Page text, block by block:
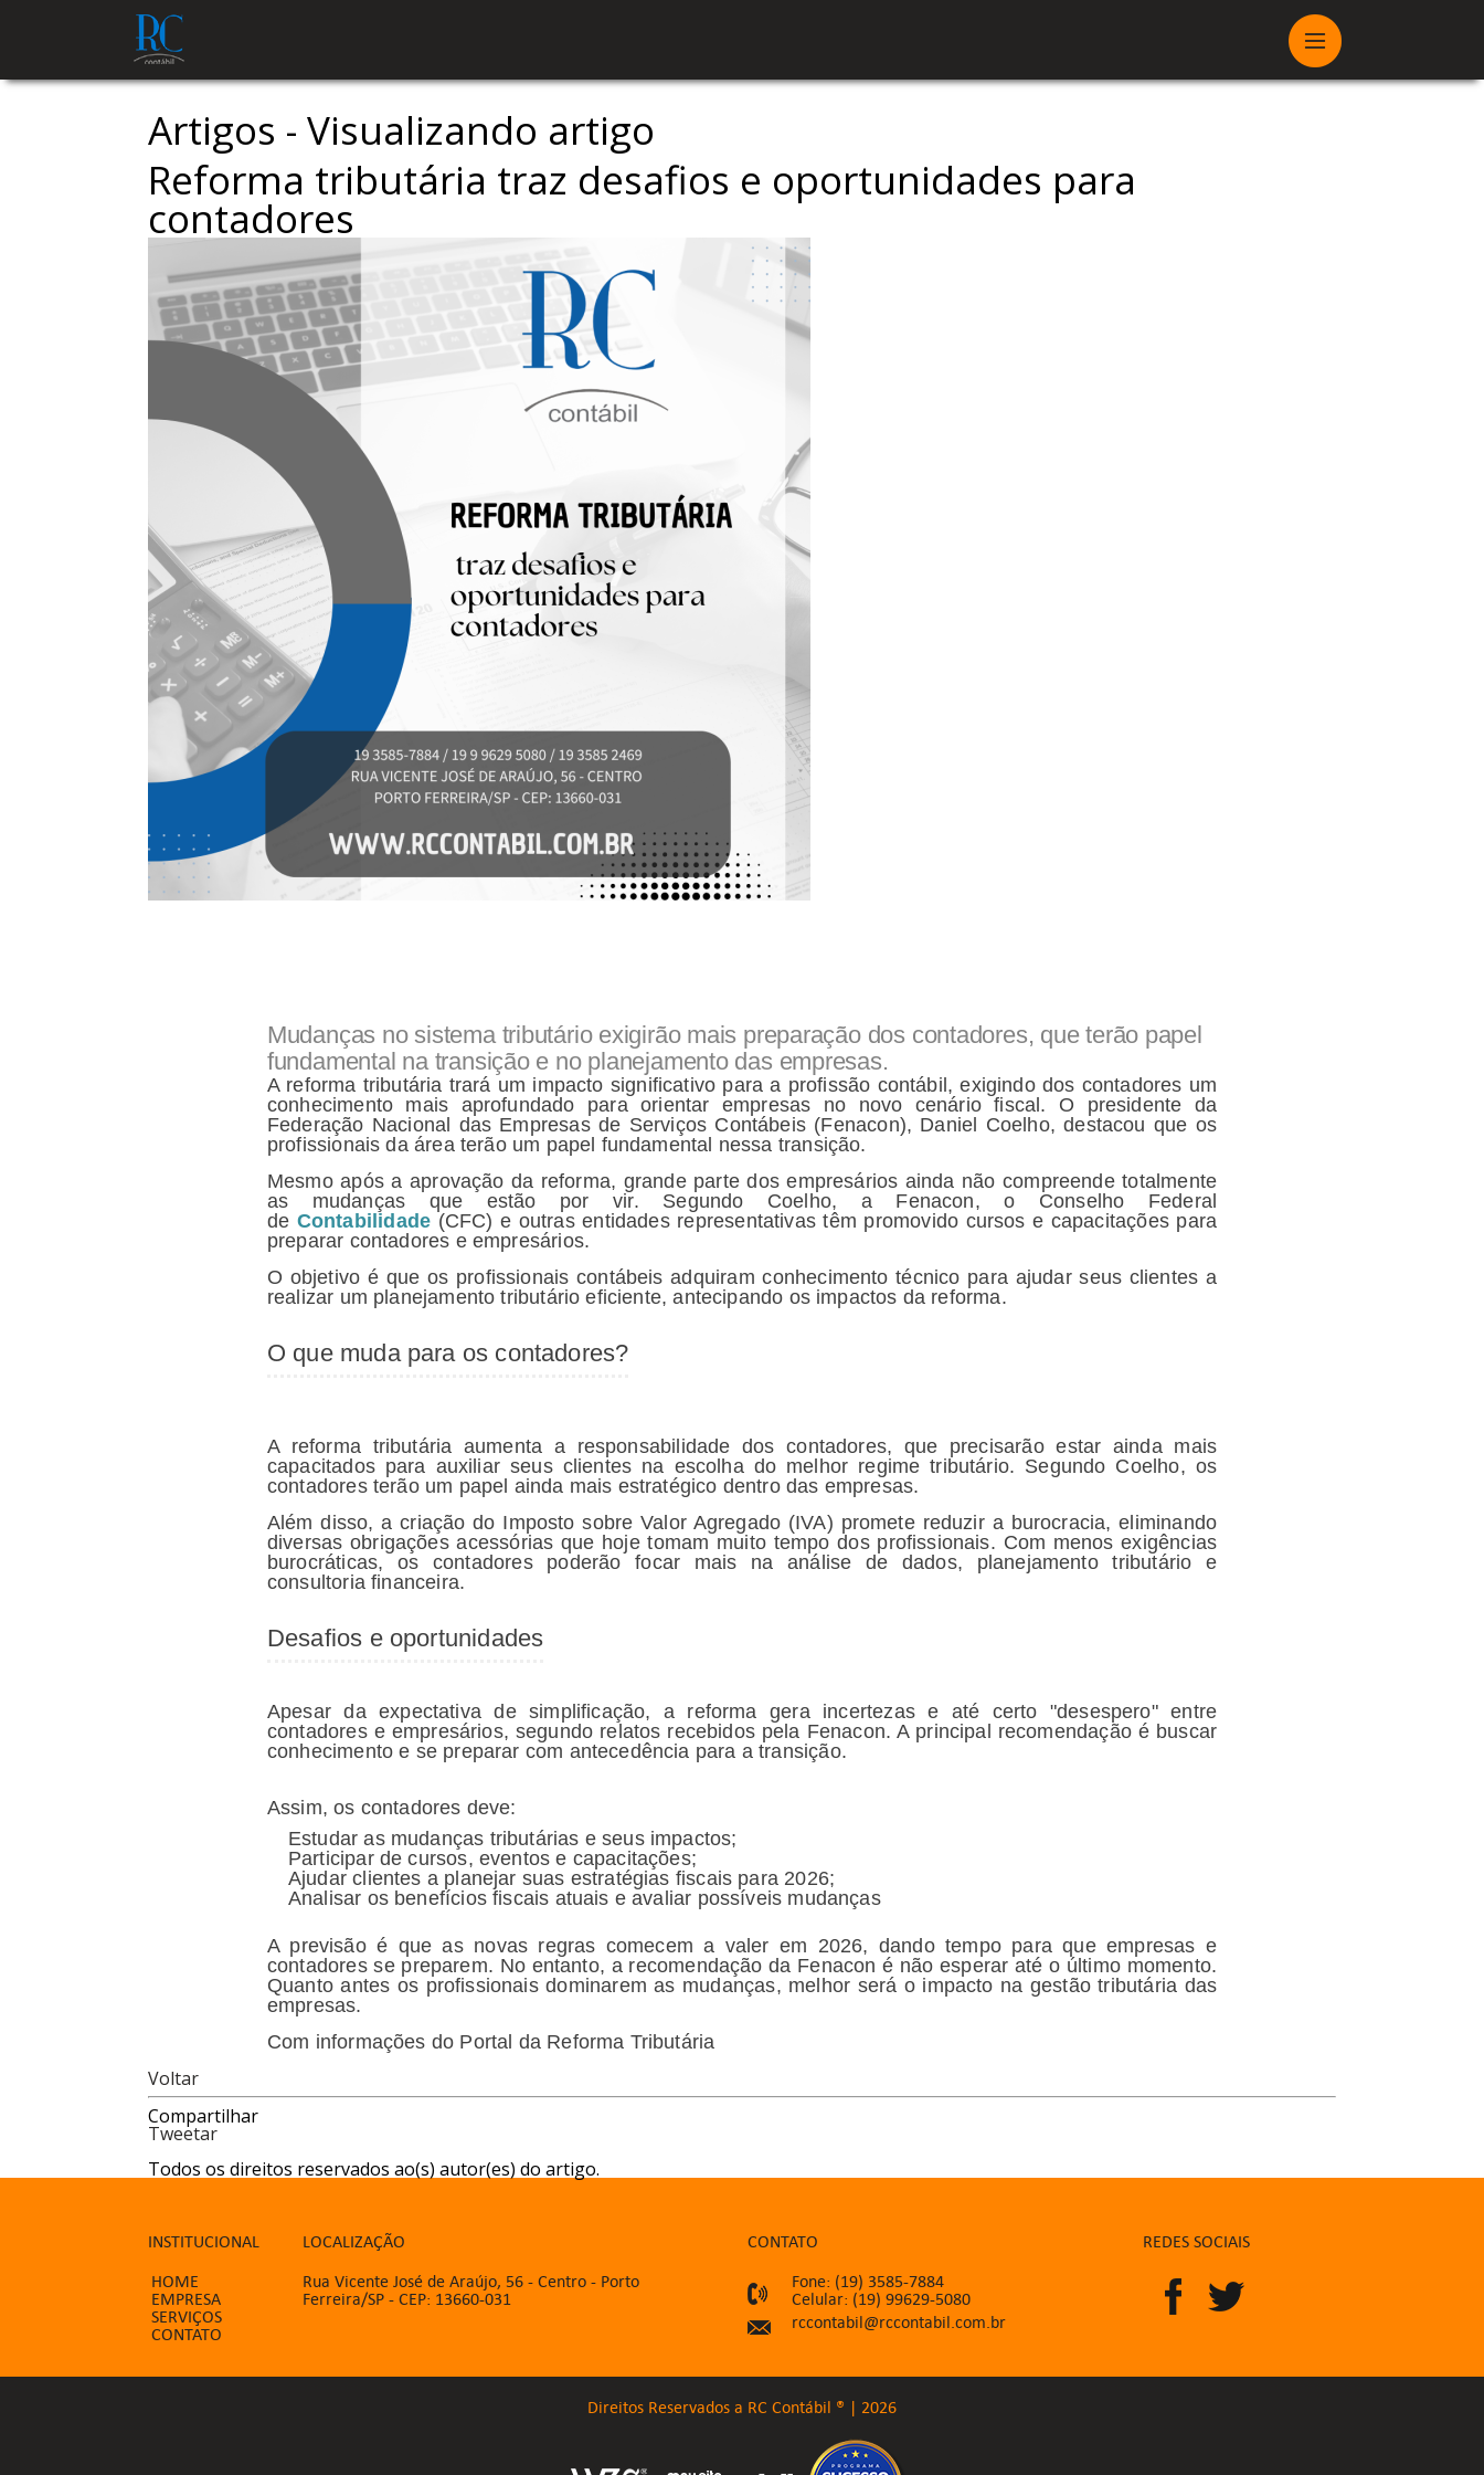
Artigos - Visualizando artigo
Reforma tributária traz desafios e oportunidades para
contadores
Mudanças no sistema tributário exigirão mais preparação dos contadores, que terão papel
fundamental na transição e no planejamento das empresas.
A reforma tributária trará um impacto significativo para a profissão contábil, exigindo dos contadores um
conhecimento mais aprofundado para orientar empresas no novo cenário fiscal. O presidente da
Federação Nacional das Empresas de Serviços Contábeis (Fenacon), Daniel Coelho, destacou que os
profissionais da área terão um papel fundamental nessa transição.
Mesmo após a aprovação da reforma, grande parte dos empresários ainda não compreende totalmente
as mudanças que estão por vir. Segundo Coelho, a Fenacon, o Conselho Federal
de Contabilidade (CFC) e outras entidades representativas têm promovido cursos e capacitações para
preparar contadores e empresários.
O objetivo é que os profissionais contábeis adquiram conhecimento técnico para ajudar seus clientes a
realizar um planejamento tributário eficiente, antecipando os impactos da reforma.
O que muda para os contadores?
A reforma tributária aumenta a responsabilidade dos contadores, que precisarão estar ainda mais
capacitados para auxiliar seus clientes na escolha do melhor regime tributário. Segundo Coelho, os
contadores terão um papel ainda mais estratégico dentro das empresas.
Além disso, a criação do Imposto sobre Valor Agregado (IVA) promete reduzir a burocracia, eliminando
diversas obrigações acessórias que hoje tomam muito tempo dos profissionais. Com menos exigências
burocráticas, os contadores poderão focar mais na análise de dados, planejamento tributário e
consultoria financeira.
Desafios e oportunidades
Apesar da expectativa de simplificação, a reforma gera incertezas e até certo "desespero" entre
contadores e empresários, segundo relatos recebidos pela Fenacon. A principal recomendação é buscar
conhecimento e se preparar com antecedência para a transição.
Assim, os contadores deve:
Estudar as mudanças tributárias e seus impactos;
Participar de cursos, eventos e capacitações;
Ajudar clientes a planejar suas estratégias fiscais para 2026;
Analisar os benefícios fiscais atuais e avaliar possíveis mudanças
A previsão é que as novas regras comecem a valer em 2026, dando tempo para que empresas e
contadores se preparem. No entanto, a recomendação da Fenacon é não esperar até o último momento.
Quanto antes os profissionais dominarem as mudanças, melhor será o impacto na gestão tributária das
empresas.
Com informações do Portal da Reforma Tributária
Voltar
Compartilhar
Tweetar
Todos os direitos reservados ao(s) autor(es) do artigo.
INSTITUCIONAL
HOME
EMPRESA
SERVIÇOS
CONTATO
LOCALIZAÇÃO
Rua Vicente José de Araújo, 56 - Centro - Porto
Ferreira/SP - CEP: 13660-031
CONTATO
Fone: (19) 3585-7884
Celular: (19) 99629-5080
rccontabil@rccontabil.com.br
REDES SOCIAIS
Direitos Reservados a RC Contábil ® | 2026